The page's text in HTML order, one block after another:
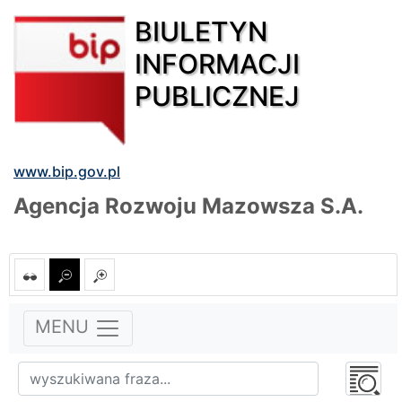
BIULETYN
INFORMACJI
PUBLICZNEJ
www.bip.gov.pl
Agencja Rozwoju Mazowsza S.A.
MENU